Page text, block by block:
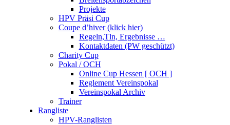
Projekte
HPV Präsi Cup
Coupe d’hiver (klick hier)
Regeln,Tln, Ergebnisse …
Kontaktdaten (PW geschützt)
Charity Cup
Pokal / OCH
Online Cup Hessen [ OCH ]
Reglement Vereinspokal
Vereinspokal Archiv
Trainer
Rangliste
HPV-Ranglisten